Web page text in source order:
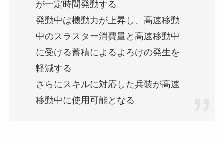
が一定時間発動する
発動中は機動力が上昇し、高速移動
中のスラスター消費量と高速移動中
に受ける蓄積によるよろけの発生を
軽減する
さらにスキルに対応した兵装が高速
移動中に使用可能となる